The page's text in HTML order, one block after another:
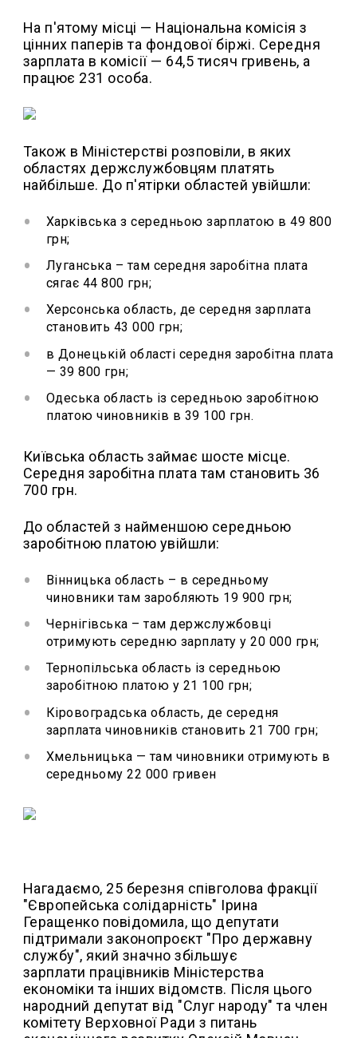
На п'ятому місці — Національна комісія з
цінних паперів та фондової біржі. Середня
зарплата в комісії — 64,5 тисяч гривень, а
працює 231 особа.
Також в Міністерстві розповіли, в яких
областях держслужбовцям платять
найбільше. До п'ятірки областей увійшли:
Харківська з середньою зарплатою в 49 800
грн;
Луганська – там середня заробітна плата
сягає 44 800 грн;
Херсонська область, де середня зарплата
становить 43 000 грн;
в Донецькій області середня заробітна плата
— 39 800 грн;
Одеська область із середньою заробітною
платою чиновників в 39 100 грн.
Київська область займає шосте місце.
Середня заробітна плата там становить 36
700 грн.
До областей з найменшою середньою
заробітною платою увійшли:
Вінницька область – в середньому
чиновники там заробляють 19 900 грн;
Чернігівська – там держслужбовці
отримують середню зарплату у 20 000 грн;
Тернопільська область із середньою
заробітною платою у 21 100 грн;
Кіровоградська область, де середня
зарплата чиновників становить 21 700 грн;
Хмельницька — там чиновники отримують в
середньому 22 000 гривен
Нагадаємо, 25 березня співголова фракції
"Європейська солідарність" Ірина
Геращенко повідомила, що депутати
підтримали законопроєкт "Про державну
службу", який значно збільшує
зарплати працівників Міністерства
економіки та інших відомств. Після цього
народний депутат від "Слуг народу" та член
комітету Верховної Ради з питань